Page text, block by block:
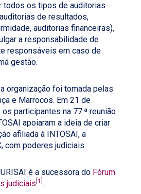
todos os tipos de auditorias
de resultados,
auditorias financeiras),
a responsabilidade de
responsáveis em caso de
gestão.
organização foi tomada pelas
e Marrocos. Em 21 de
participantes na 77.ª reunião
apoiaram a ideia de criar
afiliada à INTOSAI, a
com poderes judiciais.
é a sucessora do Fórum
judiciais [1] .